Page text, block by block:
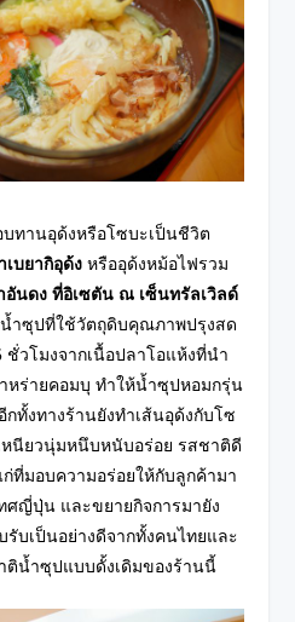
อุด้งหรือโซบะเป็นชีวิต
เบยากิอุด้งหรืออุด้งหม้อไฟรวม
อันดงที่อิเซตัน ณ เซ็นทรัลเวิลด์
ำซุปที่ใช้วัตถุดิบคุณภาพปรุงสด
ชั่วโมงจากเนื้อปลาโอแห้งที่นำ
หร่ายคอมบุ ทำให้น้ำซุปหอมกรุ่น
ทั้งทางร้านยังทำเส้นอุด้งกับโซ
หนียวนุ่มหนึบหนับอร่อย รสชาติดี
ที่มอบความอร่อยให้กับลูกค้ามา
ศญี่ปุ่น และขยายกิจการมายัง
รับเป็นอย่างดีจากทั้งคนไทยและ
น้ำซุปแบบดั้งเดิมของร้านนี้